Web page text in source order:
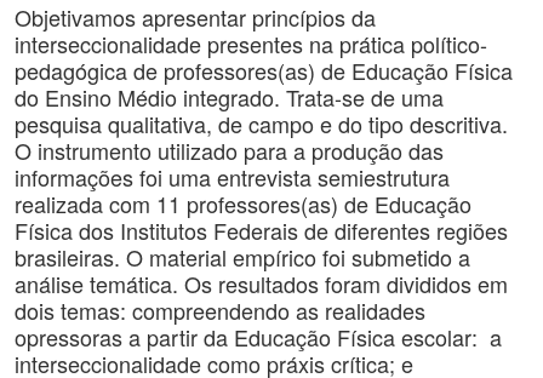
Objetivamos apresentar princípios da
interseccionalidade presentes na prática político-
pedagógica de professores(as) de Educação Física
do Ensino Médio integrado. Trata-se de uma
pesquisa qualitativa, de campo e do tipo descritiva.
O instrumento utilizado para a produção das
informações foi uma entrevista semiestrutura
realizada com 11 professores(as) de Educação
Física dos Institutos Federais de diferentes regiões
brasileiras. O material empírico foi submetido a
análise temática. Os resultados foram divididos em
dois temas: compreendendo as realidades
opressoras a partir da Educação Física escolar: a
interseccionalidade como práxis crítica; e